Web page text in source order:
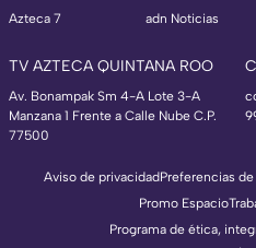
Azteca 7
adn Noticias
TV AZTECA QUINTANA ROO
Av. Bonampak Sm 4-A Lote 3-A
Manzana 1 Frente a Calle Nube C.P.
77500
Aviso de privacidadPreferencias
Promo Espacio
Programa de ética,